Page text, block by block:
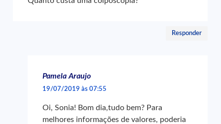
Responder
Pamela Araujo
19/07/2019 às 07:55
Oi, Sonia! Bom dia,tudo bem? Para
melhores informações de valores, poderia